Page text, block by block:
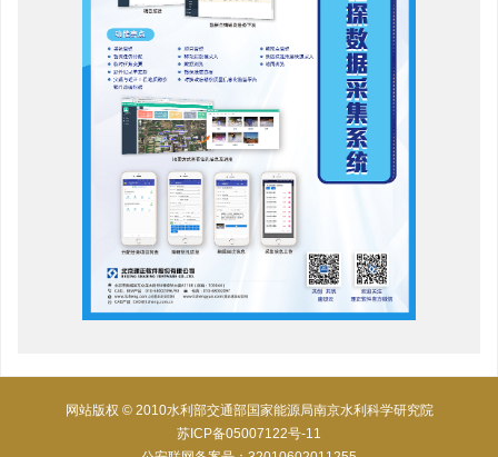
网站版权 © 2010水利部交通部国家能源局南京水利科学研究院
苏ICP备05007122号-11